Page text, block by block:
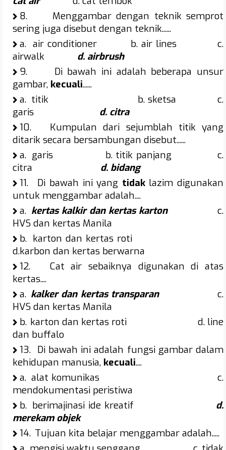
8.
Menggambar dengan teknik semprot
sering juga disebut dengan teknik......
a. air conditioner b. air lines c.
airwalk d. airbrush
9.
Di bawah ini adalah beberapa unsur
gambar, kecuali......
a. titik b. sketsa c.
garis d. citra
10.
Kumpulan dari sejumblah titik yang
ditarik secara bersambungan disebut......
a. garis b. titik panjang c.
citra d. bidang
11.
Di bawah ini yang tidaklazim digunakan
untuk menggambar adalah....
a. kertas kalkir dan kertas kartonc.
HVS dan kertas Manila
b. karton dan kertas roti
d.karbon dan kertas berwarna
12.
Cat air sebaiknya digunakan di atas
kertas....
a. kalker dan kertas transparanc.
HVS dan kertas Manila
b. karton dan kertas roti d. line
dan buffalo
13. Di bawah ini adalah fungsi gambar dalam
kehidupan manusia, kecuali....
a. alat komunikas c.
mendokumentasi peristiwa
b. berimajinasi ide kreatif d.
merekam objek
14. Tujuan kita belajar menggambar adalah.....